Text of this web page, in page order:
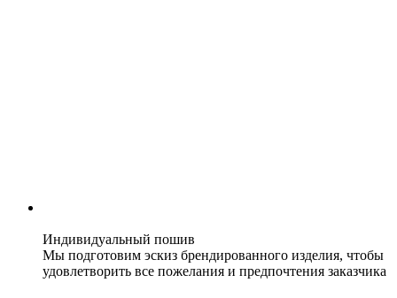
Индивидуальный пошив
Мы подготовим эскиз брендированного изделия, чтобы
удовлетворить все пожелания и предпочтения заказчика